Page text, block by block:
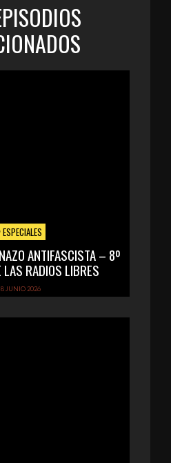
ESPECIALES
ANTIFASCISTA – 8º
LAS RADIOS LIBRES
JUNIO 2026